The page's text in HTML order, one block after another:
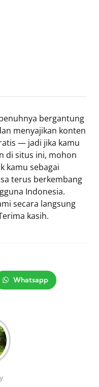
bergantung
menyajikan konten
— jadi jika kamu
di situs ini, mohon
kamu sebagai
terus berkembang
Indonesia.
secara langsung
kasih.
Whatsapp